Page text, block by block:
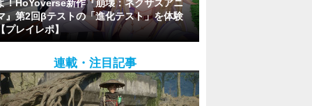
！HoYoverse新作『崩壊：ネクサスアニ
』第2回βテストの「進化テスト」を体験
プレイレポ】
連載・注目記事